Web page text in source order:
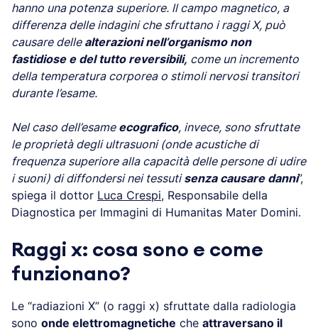
hanno una potenza superiore. ll campo magnetico, a
differenza delle indagini che sfruttano i raggi X, può
causare delle alterazioni nell’organismo non
fastidiose e del tutto reversibili, come un incremento
della temperatura corporea o stimoli nervosi transitori
durante l’esame.
Nel caso dell’esame ecografico, invece, sono sfruttate
le proprietà degli ultrasuoni (onde acustiche di
frequenza superiore alla capacità delle persone di udire
i suoni) di diffondersi nei tessutisenza causare danni”,
spiega il dottor Luca Crespi, Responsabile della
Diagnostica per Immagini di Humanitas Mater Domini.
Raggi x: cosa sono e come
funzionano?
Le “radiazioni X” (o raggi x) sfruttate dalla radiologia
sono onde elettromagnetiche che attraversano il